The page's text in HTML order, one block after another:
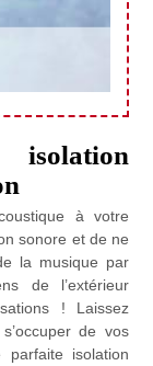
isolation
à votre
sonore et de ne
la musique par
de l’extérieur
! Laissez
de vos
parfaite isolation